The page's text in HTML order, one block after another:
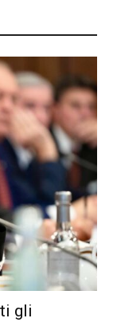
gli